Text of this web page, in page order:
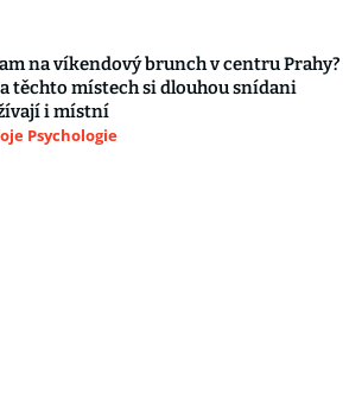
na víkendový brunch v centru Prahy?
těchto místech si dlouhou snídani
i místní
Psychologie